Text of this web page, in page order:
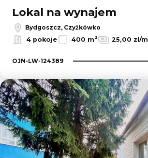
Lokal na wynajem
Bydgoszcz, Czyżkówko
4 pokoje
400 m2 25,00 zł/m
OJN-LW-124389